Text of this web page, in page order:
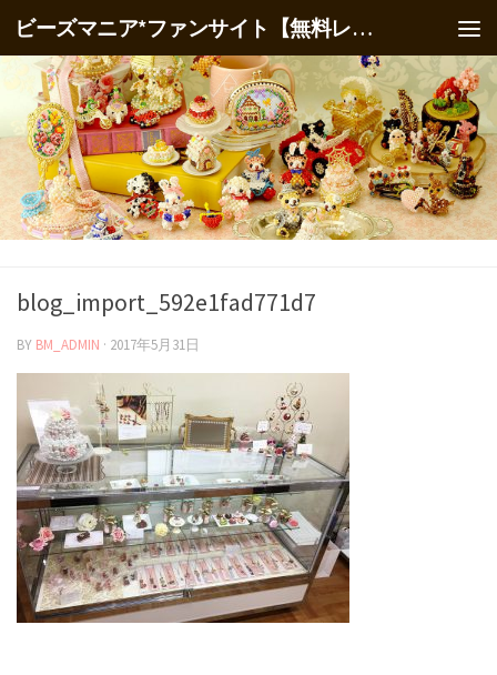
ビーズマニア*ファンサイト【無料レシピ】
blog_import_592e1fad771d7
BY BM_ADMIN · 2017年5月31日